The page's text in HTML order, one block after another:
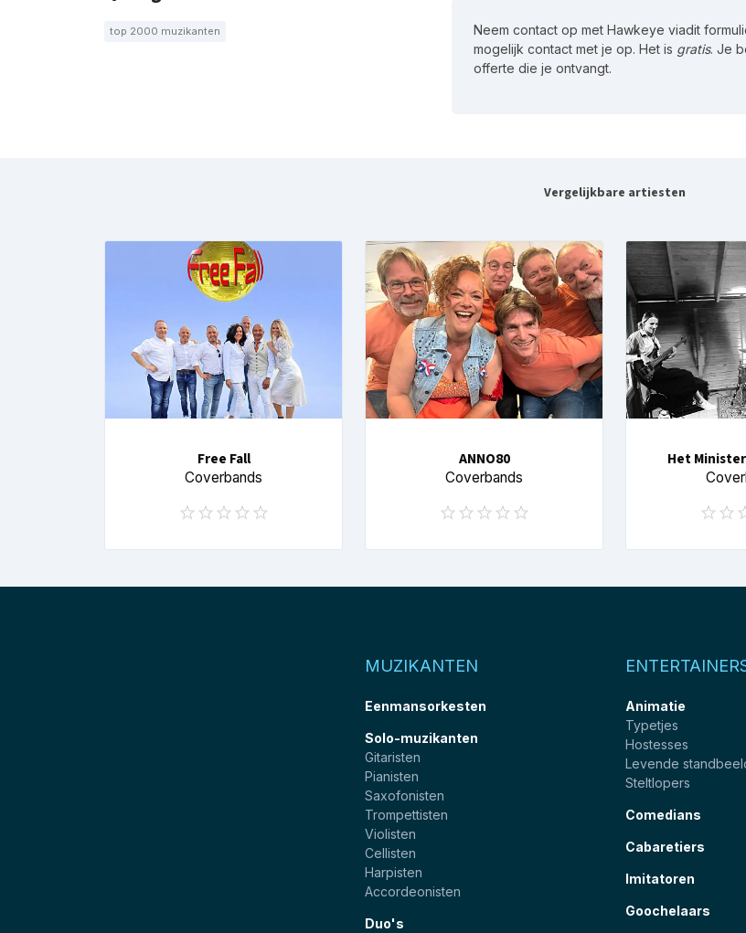
top 2000 muzikanten
Neem contact op met Hawkeye viadit
mogelijk contact met je op. Het is gratis. Je
offerte die je ontvangt.
Vergelijkbare artiesten
Free Fall
Coverbands
ANNO80
Coverbands
Het
MUZIKANTEN
Eenmansorkesten
Solo-muzikanten
Gitaristen
Pianisten
Saxofonisten
Trompettisten
Violisten
Cellisten
Harpisten
Accordeonisten
Duo's
Animatie
Typetjes
Hostesses
Levende
Steltlopers
Comedians
Cabaretiers
Imitatoren
Goochelaars